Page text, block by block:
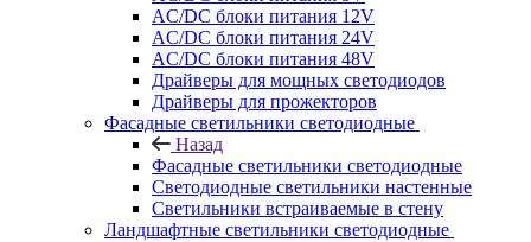
AC/DC блоки питания 12V
AC/DC блоки питания 24V
AC/DC блоки питания 48V
Драйверы для мощных светодиодов
Драйверы для прожекторов
Фасадные светильники светодиодные
Назад
Фасадные светильники светодиодные
Светодиодные светильники настенные
Светильники встраиваемые в стену
Ландшафтные светильники светодиодные